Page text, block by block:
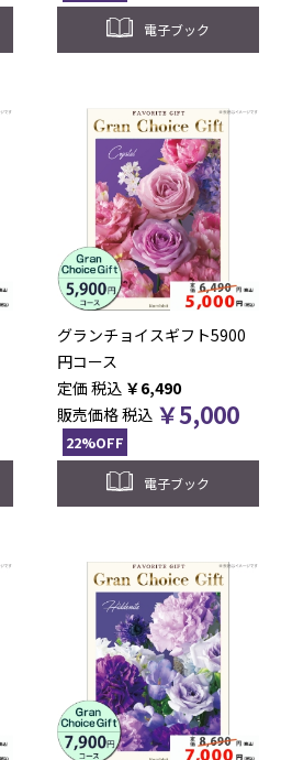
電子ブック
グランチョイスギフト5900
円コース
税込 ￥6,490
販売価格税込 ￥5,000
22%OFF
電子ブック